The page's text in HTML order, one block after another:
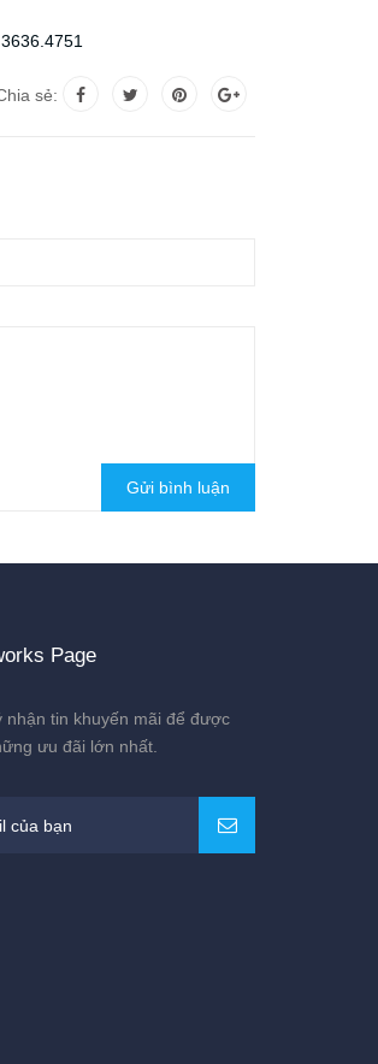
sẻ:
Gửi bình luận
Page
nhận tin khuyến mãi để được
ưu đãi lớn nhất.